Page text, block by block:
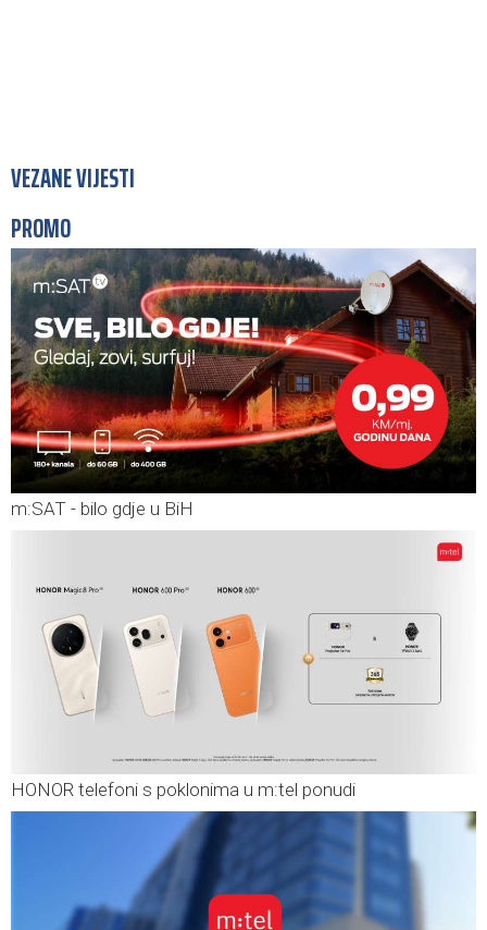
VEZANE VIJESTI
PROMO
m:SAT - bilo gdje u BiH
HONOR telefoni s poklonima u m:tel ponudi